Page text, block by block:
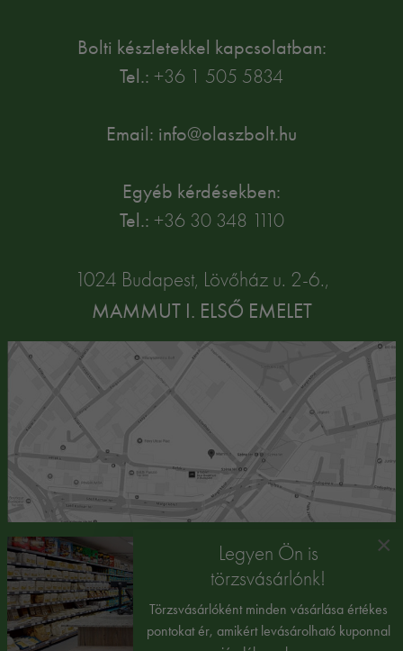
Bolti készletekkel kapcsolatban:
Tel.: +36 1 505 5834
Email: info@olaszbolt.hu
Egyéb kérdésekben:
Tel.: +36 30 348 1110
1024 Budapest, Lövőház u. 2-6.,
MAMMUT I. ELSŐ EMELET
×
Legyen Ön is
törzsvásárlónk!
Törzsvásárlóként minden vásárlása értékes
pontokat ér, amikért levásárolható kuponnal